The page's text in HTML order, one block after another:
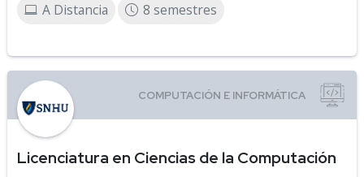
A Distancia 8 semestres
Licenciatura en Ciencias de la Computación